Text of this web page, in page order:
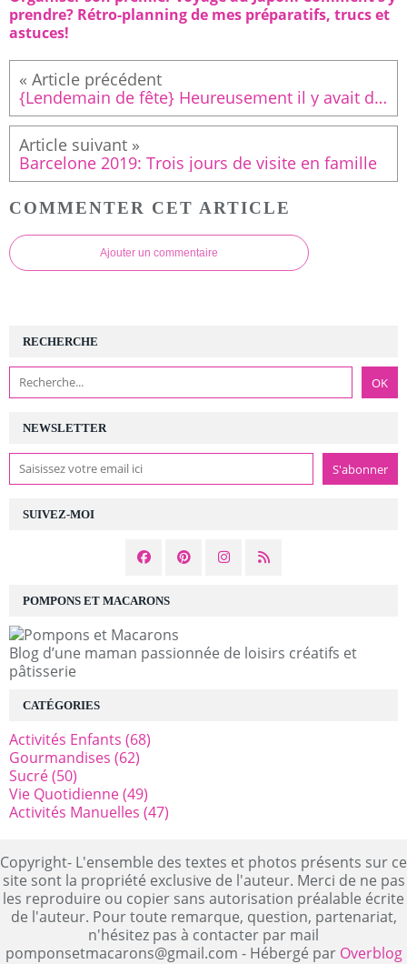
prendre? Rétro-planning de mes préparatifs, trucs et
astuces!
{Lendemain de fête} Heureusement il y avait des restes et c’est encore meilleur😋! Tarte amande-pistache-fraise d’après la recette d’@olivia.haim, un petit délice! . #mamanpatisse #fetedesmeres2019 #tarteauxfraises #oliviapatisse #goutermaison #pomponsetmacarons
Barcelone 2019: Trois jours de visite en famille
COMMENTER CET ARTICLE
Ajouter un commentaire
NEWSLETTER
SUIVEZ-MOI
RECHERCHE
POMPONS ET MACARONS
Blog d’une maman passionnée de loisirs créatifs et
pâtisserie
CATÉGORIES
Activités Enfants (68)
Gourmandises (62)
Sucré(50)
Vie Quotidienne(49)
Activités Manuelles (47)
Copyright- L'ensemble des textes et photos présents sur ce
site sont la propriété exclusive de l'auteur. Merci de ne pas
les reproduire ou copier sans autorisation préalable écrite
de l'auteur. Pour toute remarque, question, partenariat,
n'hésitez pas à contacter par mail
pomponsetmacarons@gmail.com - Hébergé par Overblog